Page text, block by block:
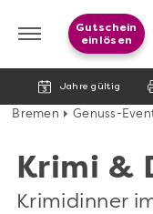
Jahre gültig
Gutschein
einlösen
Bremen Genuss-
Krimi &
Krimidinner